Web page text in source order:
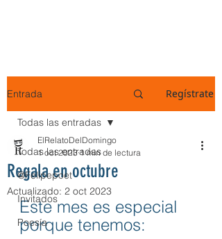
Entrada Regístrate
Todas las entradas
@Felipepoet
Invitados
Poesía
Todas las entradas
Regala en octubre
ElRelatoDelDomingo
1 oct 2023 1 min de lectura
Actualizado: 2 oct 2023
Este mes es especial
porque tenemos: